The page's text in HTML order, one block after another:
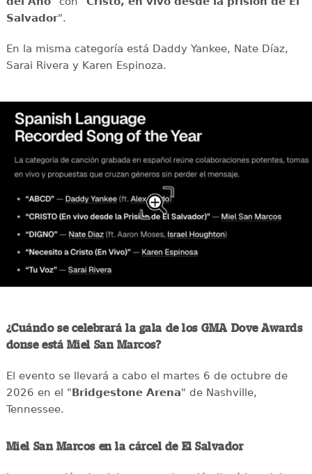
Salvador".
En la misma categoría está Daddy Yankee, Nate Díaz,
Sarai Rivera y Karen Espinoza.
¿Cuándo se celebrará la gala de los GMA Dove Awards
donse está Miel San Marcos?
El evento se llevará a cabo el martes 6 de octubre de
2026 en el "Bridgestone Arena" de Nashville,
Tennessee.
Miel San Marcos en la cárcel de El Salvador